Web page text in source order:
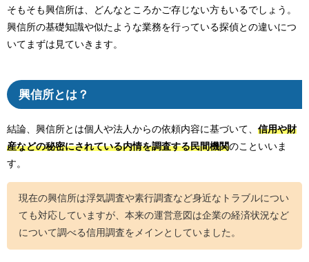
そもそも興信所は、どんなところかご存じない方もいるでしょう。
興信所の基礎知識や似たような業務を行っている探偵との違いにつ
いてまずは見ていきます。
興信所とは？
結論、興信所とは個人や法人からの依頼内容に基づいて、 信用や財
産などの秘密にされている内情を調査する民間機関のこといいま
す。
現在の興信所は浮気調査や素行調査など身近なトラブルについ
ても対応していますが、本来の運営意図は企業の経済状況など
について調べる信用調査をメインとしていました。